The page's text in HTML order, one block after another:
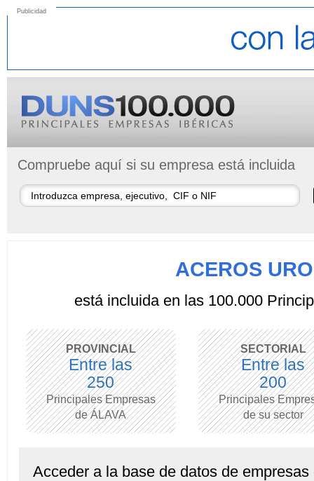
Publicidad
Compruebe aquí si su empresa está incluida
ACEROS
está incluida en las 100.000
PROVINCIAL
Entre las
250
Principales Empresas
de ÁLAVA
SECTORIAL
Entre las
200
Principales
de su sector
Acceder a la base de datos de